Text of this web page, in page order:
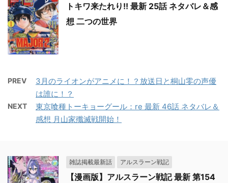
トキワ来たれり!! 最新 25話 ネタバレ＆感
想 二つの世界
PREV
3月のライオンがアニメに！？放送日と桐山零の声優
は誰に！？
NEXT
東京喰種トーキョーグール：re 最新 46話 ネタバレ＆
感想 月山家殲滅戦開始！
雑誌掲載最新話 アルスラーン戦記
【漫画版】アルスラーン戦記 最新 第154